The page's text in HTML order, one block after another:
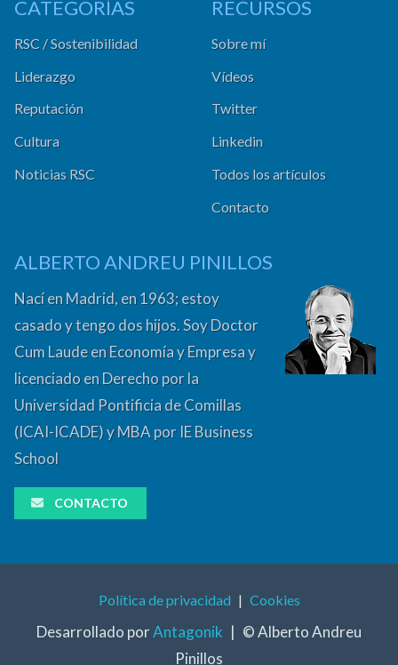
CATEGORÍAS
RSC / Sostenibilidad
Liderazgo
Reputación
Cultura
Noticias RSC
RECURSOS
Sobre mí
Vídeos
Twitter
Linkedin
Todos los artículos
Contacto
ALBERTO ANDREU PINILLOS
Nací en Madrid, en 1963; estoy
casado y tengo dos hijos. Soy Doctor
Cum Laude en Economía y Empresa y
licenciado en Derecho por la
Universidad Pontificia de Comillas
(ICAI-ICADE) y MBA por IE Business
School
CONTACTO
Política de privacidad | Cookies
Desarrollado porAntagonik | © Alberto Andreu
Pinillos